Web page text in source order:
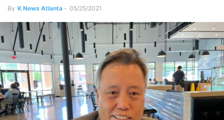
By K News Atlanta - 05/25/2021